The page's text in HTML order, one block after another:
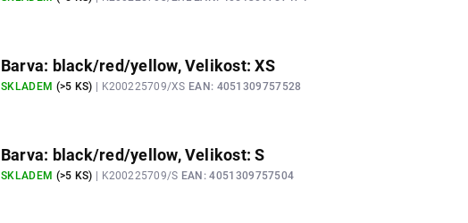
Barva: black/red/yellow, Velikost: XS
SKLADEM (>5 KS) | K200225709/XS EAN: 4051309757528
Barva: black/red/yellow, Velikost: S
SKLADEM (>5 KS) | K200225709/S EAN: 4051309757504